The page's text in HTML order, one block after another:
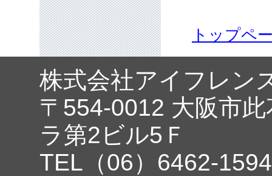
トップペ
株式会社アイフレン
〒554-0012 大阪市
ラ第2ビル5Ｆ
TEL（06）6462-